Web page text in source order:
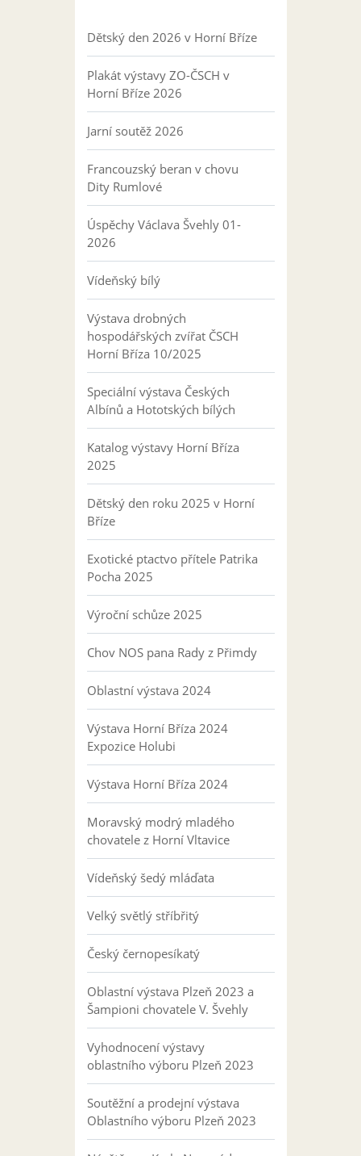
Dětský den 2026 v Horní Bříze
Plakát výstavy ZO-ČSCH v
Horní Bříze 2026
Jarní soutěž 2026
Francouzský beran v chovu
Dity Rumlové
Úspěchy Václava Švehly 01-
2026
Vídeňský bílý
Výstava drobných
hospodářských zvířat ČSCH
Horní Bříza 10/2025
Speciální výstava Českých
Albínů a Hototských bílých
Katalog výstavy Horní Bříza
2025
Dětský den roku 2025 v Horní
Bříze
Exotické ptactvo přítele Patrika
Pocha 2025
Výroční schůze 2025
Chov NOS pana Rady z Přimdy
Oblastní výstava 2024
Výstava Horní Bříza 2024
Expozice Holubi
Výstava Horní Bříza 2024
Moravský modrý mladého
chovatele z Horní Vltavice
Vídeňský šedý mláďata
Velký světlý stříbřitý
Český černopesíkatý
Oblastní výstava Plzeň 2023 a
Šampioni chovatele V. Švehly
Vyhodnocení výstavy
oblastního výboru Plzeň 2023
Soutěžní a prodejní výstava
Oblastního výboru Plzeň 2023